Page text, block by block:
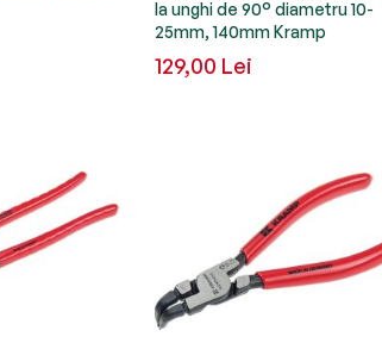
la unghi de 90° diametru 10-
25mm, 140mm Kramp
129,00 Lei